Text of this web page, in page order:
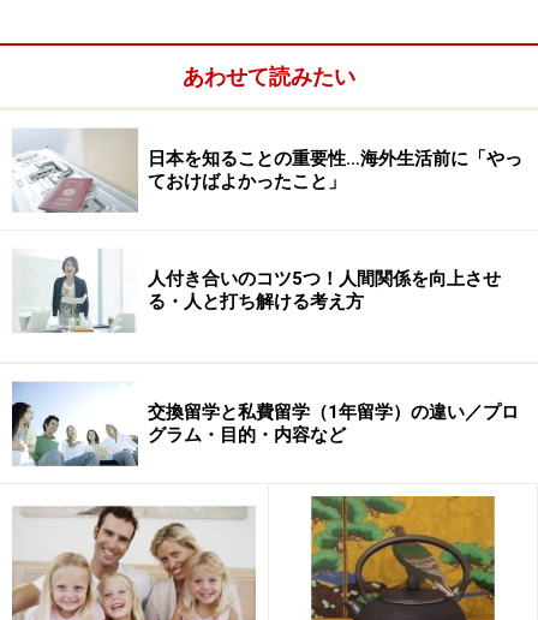
あわせて読みたい
日本を知ることの重要性…海外生活前に「やっ
ておけばよかったこと」
人付き合いのコツ5つ！人間関係を向上させ
る・人と打ち解ける考え方
交換留学と私費留学（1年留学）の違い／プロ
グラム・目的・内容など